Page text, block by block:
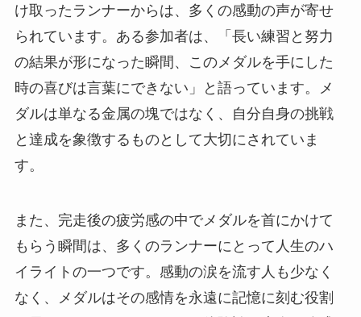
け取ったランナーからは、多くの感動の声が寄せ
られています。ある参加者は、「長い練習と努力
の結果が形になった瞬間、このメダルを手にした
時の喜びは言葉にできない」と語っています。メ
ダルは単なる金属の塊ではなく、自分自身の挑戦
と達成を象徴するものとして大切にされていま
す。
また、完走後の疲労感の中でメダルを首にかけて
もらう瞬間は、多くのランナーにとって人生のハ
イライトの一つです。感動の涙を流す人も少なく
なく、メダルはその感情を永遠に記憶に刻む役割